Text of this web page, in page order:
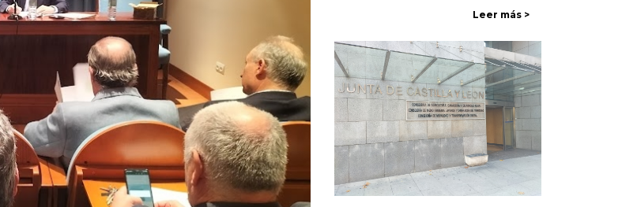
Leer más >